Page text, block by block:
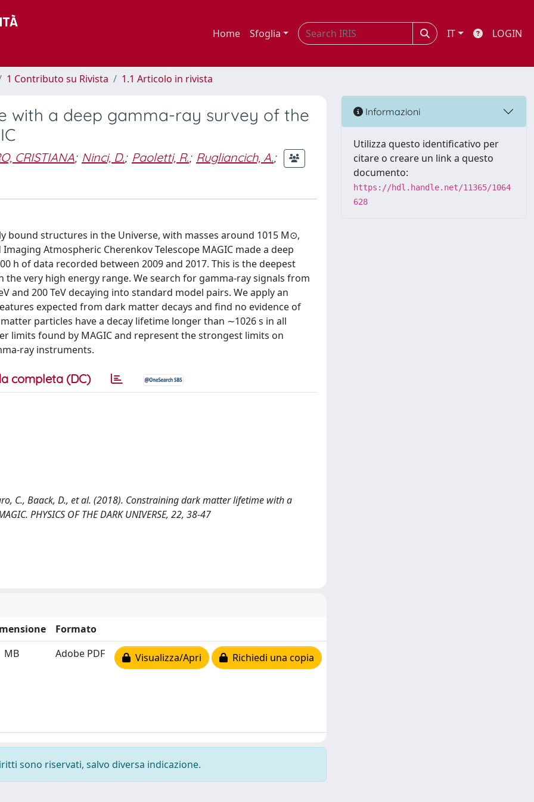
Home Sfoglia IT LOGIN
1 Contributo su Rivista 1.1 Articolo in rivista
with a deep gamma-ray survey of the
CRISTIANA; Ninci, D.; Paoletti, R.; Rugliancich, A.;
bound structures in the Universe, with masses around 1015 M⊙,
Atmospheric Cherenkov Telescope MAGIC made a deep
h of data recorded between 2009 and 2017. This is the deepest
very high energy range. We search for gamma-ray signals from
and 200 TeV decaying into standard model pairs. We apply an
expected from dark matter decays and find no evidence of
particles have a decay lifetime longer than ∼1026 s in all
limits found by MAGIC and represent the strongest limits on
ray instruments.
completa (DC)
C., Baack, D., et al. (2018). Constraining dark matter lifetime with a
PHYSICS OF THE DARK UNIVERSE, 22, 38-47
Formato
MB
Adobe PDF Visualizza/Apri Richiedi una copia
sono riservati, salvo diversa indicazione.
Informazioni
Utilizza questo identificativo per
citare o creare un link a questo
documento:
https://hdl.handle.net/11365/1064
628